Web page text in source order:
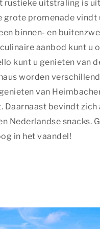
rustieke uitstraling is
grote promenade vindt
binnen- en
aanbod kunt u
kunt u genieten van
worden
van
Daarnaast bevindt zich
Nederlandse snacks.
in het vaandel!
Privacy
Dankzij cookies
geven ons ook
Essentiële
bezoeken. Hun